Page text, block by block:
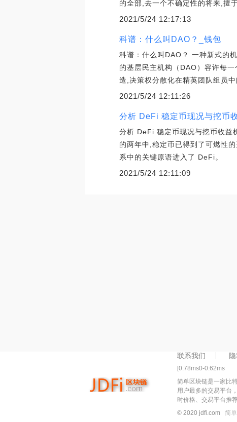
的全部,去一个不确定性的将来,擅
2021/5/24 12:17:13
科谱：什么叫DAO？_钱包
科谱：什么叫DAO？ 一种新式的
的基层民主机构（DAO）容许每
造,决策权分散化在精英团队组员
2021/5/24 12:11:26
分析 DeFi 稳定币现况与挖币
分析 DeFi 稳定币现况与挖币收益
的两年中,稳定币已得到了可燃性
系中的关键原语进入了 DeFi。
2021/5/24 12:11:09
联系我们
[0:78ms0-0:62ms
简单区块链是一家比
用户最多的交易平台
时价格、交易平台推
© 2020 jdfi.com简